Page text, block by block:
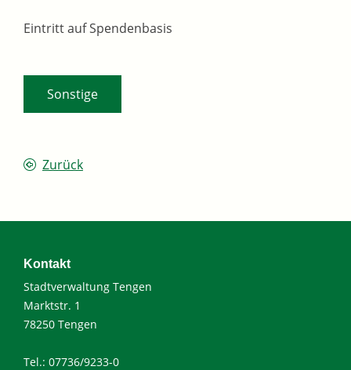
Eintritt auf Spendenbasis
Sonstige
Zurück
Kontakt
Stadtverwaltung Tengen
Marktstr. 1
78250 Tengen
Tel.: 07736/9233-0